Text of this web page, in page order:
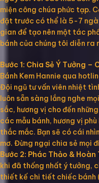
miện công chúa phức tạp.
đặt trước có thể là 5-7
gian để tạo nên một tác
bánh của chúng tôi diễn ra
Bước 1: Chia Sẻ Ý Tưởng –
Bánh Kem Hannie qua
Đội ngũ tư vấn viên nhiệt
luôn sẵn sàng lắng nghe
sắc, hương vị cho đến
các mẫu bánh, hương vị
thắc mắc. Bạn sẽ có cái
mơ. Đừng ngại chia sẻ mọi
Bước 2: Phác Thảo &
khi đã thống nhất ý tưởng,
thiết kế chi tiết chiếc bánh